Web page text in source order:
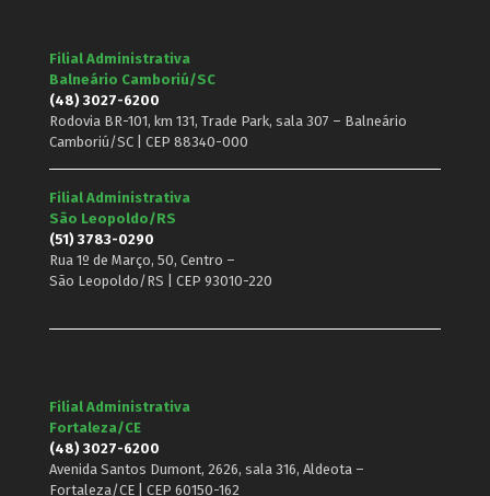
Filial Administrativa
Balneário Camboriú/SC
(48) 3027-6200
Rodovia BR-101, km 131, Trade Park, sala 307 – Balneário
Camboriú/SC | CEP 88340-000
Filial Administrativa
São Leopoldo/RS
(51) 3783-0290
Rua 1º de Março, 50, Centro –
São Leopoldo/RS | CEP 93010-220
Filial Administrativa
Fortaleza/CE
(48) 3027-6200
Avenida Santos Dumont, 2626, sala 316, Aldeota –
Fortaleza/CE | CEP 60150-162